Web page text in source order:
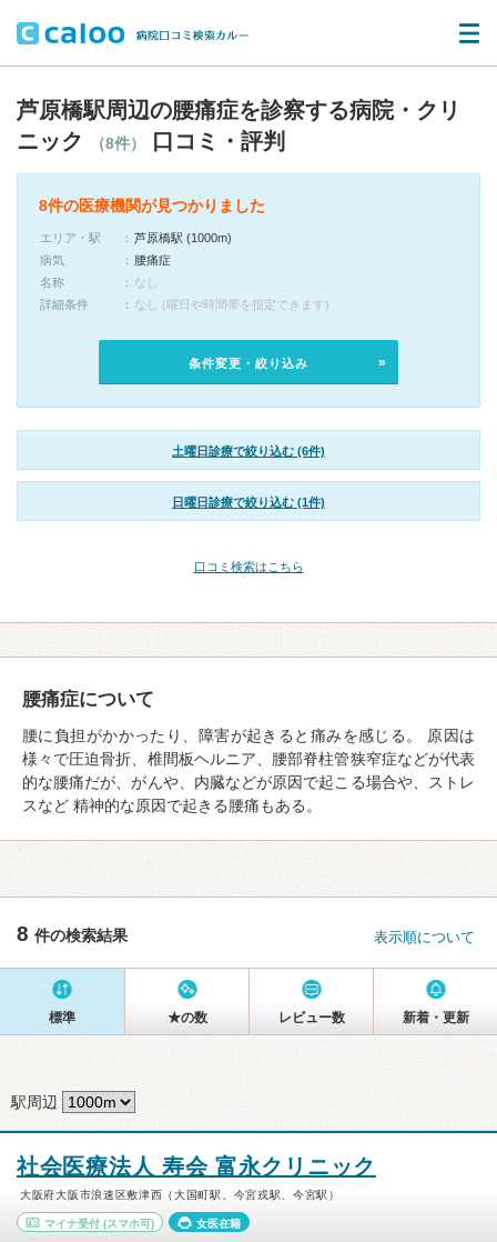
芦原橋駅周辺の腰痛症を診察する病院・クリ
ニック
（8件） 口コミ・評判
8件の医療機関が見つかりました
エリア・駅
芦原橋駅 (1000m)
病気
腰痛症
名称
なし
詳細条件
なし (曜日や時間帯を指定できます)
条件変更・絞り込み
土曜日診療で絞り込む (6件)
日曜日診療で絞り込む (1件)
口コミ検索はこちら
腰痛症について
腰に負担がかかったり、障害が起きると痛みを感じる。 原因は
様々で圧迫骨折、椎間板ヘルニア、腰部脊柱管狭窄症などが代表
的な腰痛だが、がんや、内臓などが原因で起こる場合や、ストレ
スなど 精神的な原因で起きる腰痛もある。
8 件の検索結果 表示順について
標準 ★の数 レビュー数 新着・更新
駅周辺
社会医療法人 寿会 富永クリニック
大阪府大阪市浪速区敷津西（大国町駅、今宮戎駅、今宮駅）
マイナ受付 (スマホ可) 女医在籍